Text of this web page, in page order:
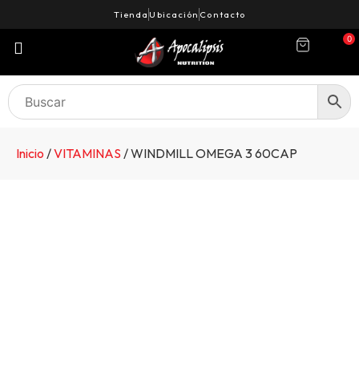
Tienda Ubicación Contacto
0
Inicio /VITAMINAS / WINDMILL OMEGA 3 60CAP